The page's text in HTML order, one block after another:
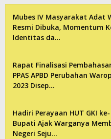
Mubes IV Masyarakat Adat
Resmi Dibuka, Momentum
Identitas da…
Rapat Finalisasi
PPAS APBD Perubahan
2023 Disep…
Hadiri Perayaan HUT GKI
Bupati Ajak Warganya
Negeri Seju…